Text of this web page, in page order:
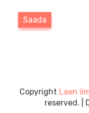
Copyright Laen
reserved.